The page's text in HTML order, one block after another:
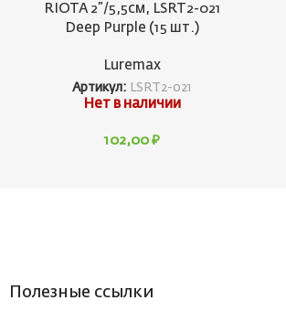
RIOTA 2”/5,5см, LSRT2-021
Deep Purple (15 шт.)
Luremax
Артикул: LSRT2-021
Нет в наличии
102,00₽
Полезные ссылки